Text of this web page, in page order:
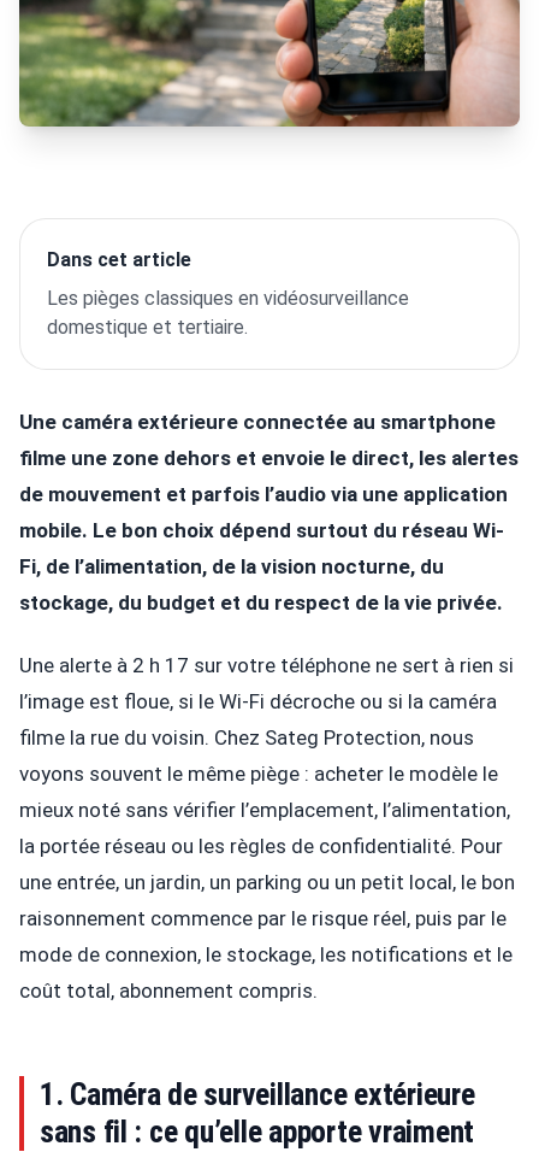
Dans cet article
Les pièges classiques en vidéosurveillance
domestique et tertiaire.
Une caméra extérieure connectée au smartphone
filme une zone dehors et envoie le direct, les alertes
de mouvement et parfois l’audio via une application
mobile. Le bon choix dépend surtout du réseau Wi-
Fi, de l’alimentation, de la vision nocturne, du
stockage, du budget et du respect de la vie privée.
Une alerte à 2 h 17 sur votre téléphone ne sert à rien si
l’image est floue, si le Wi-Fi décroche ou si la caméra
filme la rue du voisin. Chez Sateg Protection, nous
voyons souvent le même piège : acheter le modèle le
mieux noté sans vérifier l’emplacement, l’alimentation,
la portée réseau ou les règles de confidentialité. Pour
une entrée, un jardin, un parking ou un petit local, le bon
raisonnement commence par le risque réel, puis par le
mode de connexion, le stockage, les notifications et le
coût total, abonnement compris.
1. Caméra de surveillance extérieure
sans fil : ce qu’elle apporte vraiment